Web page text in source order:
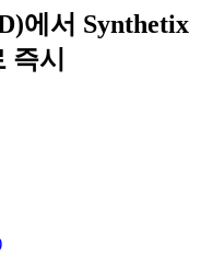
에서 Synthetix
즉시